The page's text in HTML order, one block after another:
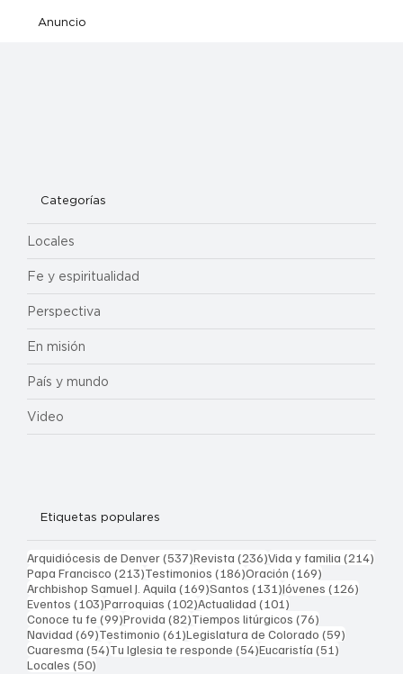
Anuncio
Categorías
Locales
Fe y espiritualidad
Perspectiva
En misión
País y mundo
Video
Etiquetas populares
Arquidiócesis de Denver(537)537 entradas
Revista (236)236 entradas
Vida y familia (214)
Papa Francisco (213)213 entradas
Testimonios (186)186 entradas
Oración (169)
Archbishop Samuel J. Aquila (169)169 entradas
Santos (131)131 entradas
Jóvenes (126)
Eventos (103)103 entradas
Parroquias (102)102 entradas
Actualidad (101)
Conoce tu fe (99)99 entradas
Provida (82)82 entradas
Tiempos litúrgicos (76)
Navidad (69)69 entradas
Testimonio (61)61 entradas
Legislatura de Colorado (59)
Cuaresma (54)54 entradas
Tu Iglesia te responde (54)54 entradas
Eucaristía (51)
Locales (50)